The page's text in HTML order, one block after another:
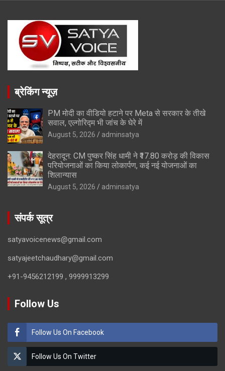
ब्रेकिंग न्यूज़
PM मोदी का वीडियो हटाने पर Meta से सरकार के तीखे
सवाल, एल्गोरिद्म भी जांच के घेरे में
August 5, 2026 adminsatya
देहरादून: CM पुष्कर सिंह धामी ने ₹17.80 करोड़ की विकास
परियोजनाओं का किया लोकार्पण, कई नई योजनाओं का
शिलान्यास
August 5, 2026 adminsatya
संपर्क सूत्र
satyavoicenews@gmail.com
satyajeetchaudhary@gmail.com
+91-9456212199 , 9999913299
Follow Us
Follow Us On Facebook
Follow Us On Twitter